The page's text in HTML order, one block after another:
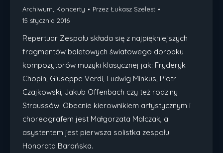
Archiwum, Koncerty Przez Łukasz Szelest
15 stycznia 2016
Repertuar Zespołu składa się z najpiękniejszych
fragmentów baletowych światowego dorobku
kompozytorów muzyki klasycznej jak: Fryderyk
Chopin, Giuseppe Verdi, Ludwig Minkus, Piotr
Czajkowski, Jakub Offenbach czy też rodziny
Straussów. Obecnie kierownikiem artystycznym i
choreografem jest Małgorzata Malczak, a
asystentem jest pierwsza solistka zespołu
Honorata Barańska.